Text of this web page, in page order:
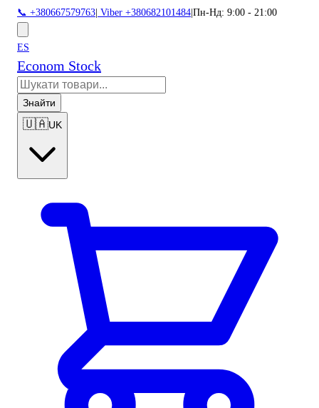
📞 +380667579763 Viber +380682101484 Пн-Нд: 9:00 - 21:00
ES
Econom Stock
Знайти
🇺🇦UK